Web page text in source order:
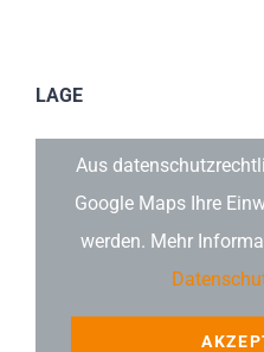
LAGE
Aus
Google Maps Ihre
werden. Mehr